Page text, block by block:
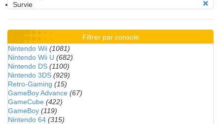
Survie
Filtrer par console
Nintendo Wii (1081)
Nintendo Wii U (682)
Nintendo DS (1100)
Nintendo 3DS (929)
Retro-Gaming (15)
GameBoy Advance (67)
GameCube (422)
GameBoy (119)
Nintendo 64 (315)